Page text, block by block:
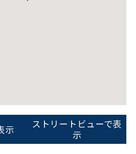
ード：172272
をお伝えいただくと
ズにご案内できます
示
ストリートビューで表
示